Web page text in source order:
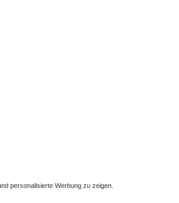
personalisierte Werbung zu zeigen.